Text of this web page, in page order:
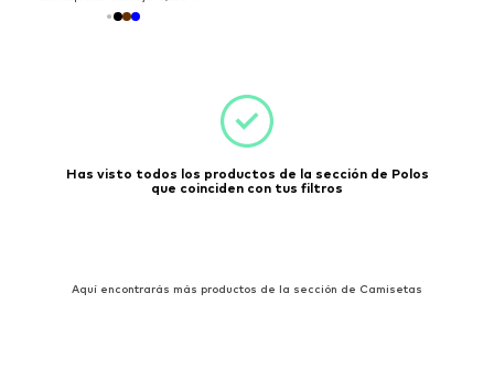
Has visto todos los productos de la sección de Polos
que coinciden con tus filtros
Aquí encontrarás más productos de la sección de Camisetas